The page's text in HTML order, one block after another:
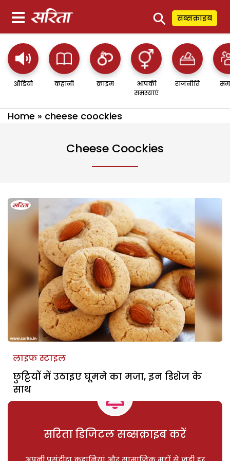
⚲ सब्सक्राइब
ऑडियो कहानी क्राइम
आपकी
समस्याएं
राजनीति
Home » cheese coockies
Cheese Coockies
लाइफ स्टाइल
छुट्टियों में उठाइए घूमने का मजा, इन डिशेज के
साथ
सरिता डिजिटल सब्सक्राइब करें